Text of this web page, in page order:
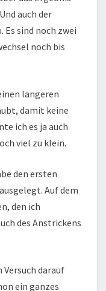
auch der
Es sind noch zwei
noch bis
längeren
damit keine
ich es ja auch
viel zu klein.
den ersten
Auf dem
den ich
des Anstrickens
Versuch darauf
ein ganzes